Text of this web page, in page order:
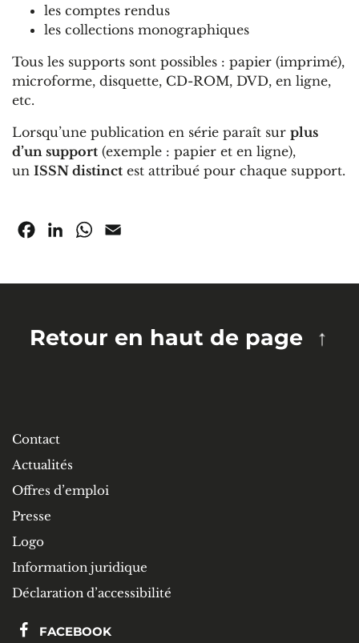
les comptes rendus
les collections monographiques
Tous les supports sont possibles : papier (imprimé),
microforme, disquette, CD-ROM, DVD, en ligne,
etc.
Lorsqu’une publication en série paraît sur plus
d’un support (exemple : papier et en ligne),
un ISSN distinct est attribué pour chaque support.
FacebookLinkedInWhatsApp
Retour en haut de page
Contact
Actualités
Offres d’emploi
Presse
Logo
Information juridique
Déclaration d’accessibilité
FACEBOOK